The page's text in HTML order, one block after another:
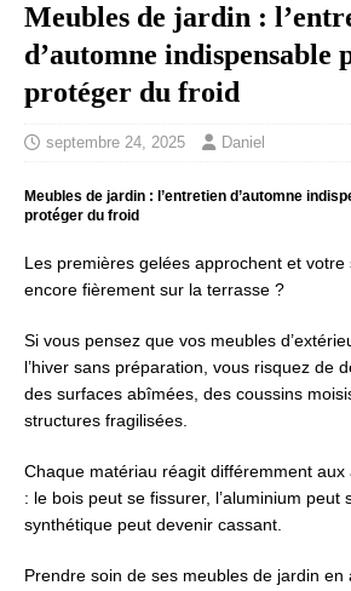
Meubles de jardin :
d’automne indispensable
protéger du froid
septembre 24, 2025 Daniel
Meubles de jardin : l’entretien d’automne
protéger du froid
Les premières gelées approchent et
encore fièrement sur la terrasse ?
Si vous pensez que vos meubles
l’hiver sans préparation, vous risquez de
des surfaces abîmées, des coussins
structures fragilisées.
Chaque matériau réagit différemment
: le bois peut se fissurer, l’aluminium peut
synthétique peut devenir cassant.
Prendre soin de ses meubles de jardin en